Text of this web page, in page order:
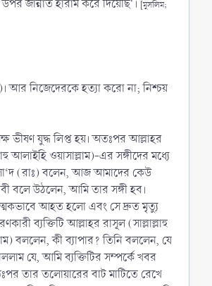
জান্নাত হারাম করে দিয়েছি'। [মুসলিম;
আর নিজেদেরকে হত্যা করো না; নিশ্চয়
ভীষণ যুদ্ধ লিপ্ত হয়। অতঃপর আল্লাহর
আলাইহি ওয়াসাল্লাম)-এর সঙ্গীদের মধ্যে
(রাঃ) বলেন, আজ আমাদের কেউ
বলে উঠলেন, আমি তার সঙ্গী হব।
আহত হলো এবং সে দ্রুত মৃত্যু
ব্যক্তিটি আল্লাহর রাসূল (সাল্লাল্লাহু
বললেন, কী ব্যাপার? তিনি বললেন, যে
যে, আমি ব্যক্তিটির সম্পর্কে খবর
তার তলোয়ারের বাট মাটিতে রেখে